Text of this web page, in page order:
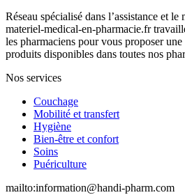
Réseau spécialisé dans l’assistance et
materiel-medical-en-pharmacie.fr
les pharmaciens pour vous proposer
produits disponibles dans toutes nos
Nos services
Couchage
Mobilité et transfert
Hygiène
Bien-être et confort
Soins
Puériculture
mailto:information@handi-pharm.com